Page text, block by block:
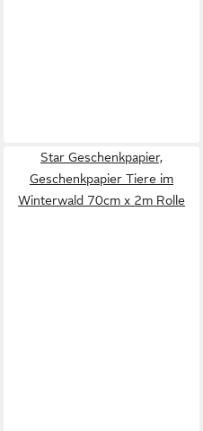
Star Geschenkpapier,
Geschenkpapier Tiere im
Winterwald 70cm x 2m Rolle